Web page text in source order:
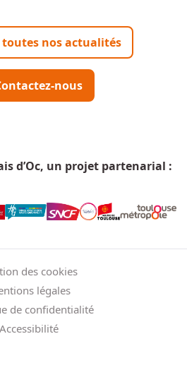
toutes nos actualités
nous
d’Oc, un projet partenarial :
des cookies
légales
de confidentialité
Accessibilité